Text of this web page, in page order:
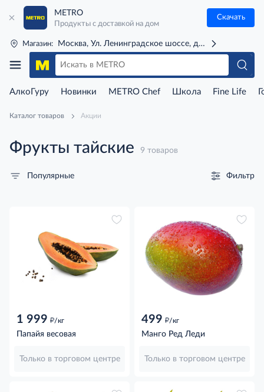
METRO
Продукты с доставкой на дом
Скачать
Магазин: Москва, Ул. Ленинградское шоссе, д. 71Г (м. Речной
АлкоГуру Новинки METRO Chef Школа Fine Life
Каталог товаров Акции
Фрукты тайские 9 товаров
Популярные Фильтр
1 999 д/кг
Папайя весовая
Только в торговом центре
499 д/кг
Манго Ред Леди
Только в торговом центре